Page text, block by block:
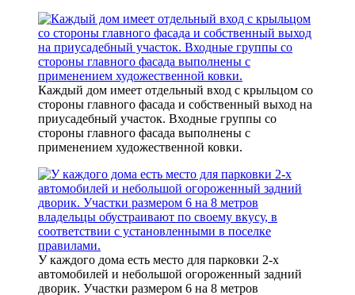
Каждый дом имеет отдельный вход с крыльцом со
стороны главного фасада и собственный выход на
приусадебный участок. Входные группы со
стороны главного фасада выполнены с
применением художественной ковки.
У каждого дома есть место для парковки 2-х
автомобилей и небольшой огороженный задний
дворик. Участки размером 6 на 8 метров